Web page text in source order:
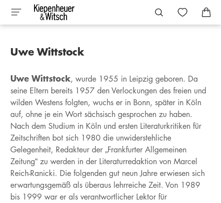
Uwe Wittstock
Uwe Wittstock, wurde 1955 in Leipzig geboren. Da
seine Eltern bereits 1957 den Verlockungen des freien und
wilden Westens folgten, wuchs er in Bonn, später in Köln
auf, ohne je ein Wort sächsisch gesprochen zu haben.
Nach dem Studium in Köln und ersten Literaturkritiken für
Zeitschriften bot sich 1980 die unwiderstehliche
Gelegenheit, Redakteur der „Frankfurter Allgemeinen
Zeitung“ zu werden in der Literaturredaktion von Marcel
Reich-Ranicki. Die folgenden gut neun Jahre erwiesen sich
erwartungsgemäß als überaus lehrreiche Zeit. Von 1989
bis 1999 war er als verantwortlicher Lektor für